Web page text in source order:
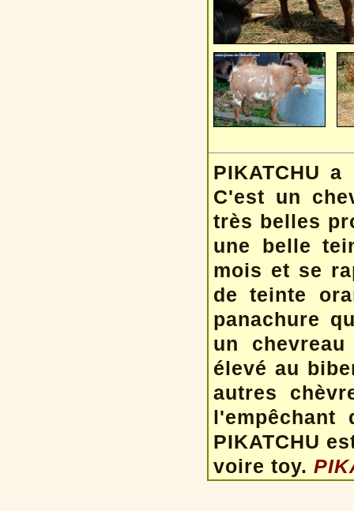
PIKATCHU
C'est un
très belles
une belle
mois et se
de teinte
panachure
un
élevé au
autres
l'empêchant
PIKATCHU
voire toy.